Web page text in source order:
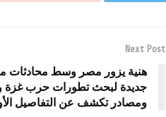
Next Post
هنية يزور مصر وسط محادثات
جديدة لبحث تطورات حرب غزة
ومصادر تكشف عن التفاصيل